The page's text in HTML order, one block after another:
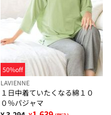
50%off
LAVIENNE
１日中着ていたくなる綿１０
０％パジャマ